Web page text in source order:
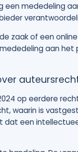
mededeling
zaak of een
aan het
op eerdere
waarin is
een